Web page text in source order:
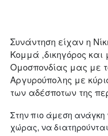
Συνάντηση είχαν η
Κομμά ,δικηγόρος και
Ομοσπονδίας μας με
Αργυρούπολης με
των αδέσποτων της
Στην πιο άμεση ανάγκη
χώρας, να